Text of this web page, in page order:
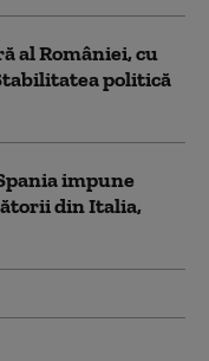
al României, cu
politică
impune
din Italia,